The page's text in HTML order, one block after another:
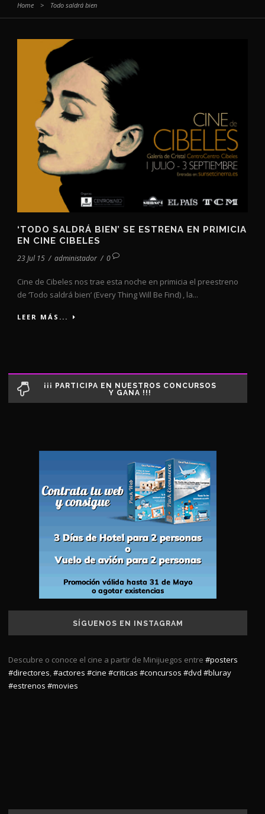
Home > Todo saldrá bien
‘TODO SALDRÁ BIEN’ SE ESTRENA EN PRIMICIA
EN CINE CIBELES
23 Jul 15 / administador / 0
Cine de Cibeles nos trae esta noche en primicia el preestreno
de ‘Todo saldrá bien’ (Every Thing Will Be Find) , la...
LEER MÁS...
¡¡¡ PARTICIPA EN NUESTROS CONCURSOS
Y GANA !!!
SÍGUENOS EN INSTAGRAM
Descubre o conoce el cine a partir de Minijuegos entre #posters
#directores,#actores #cine #criticas #concursos #dvd #bluray
#estrenos #movies